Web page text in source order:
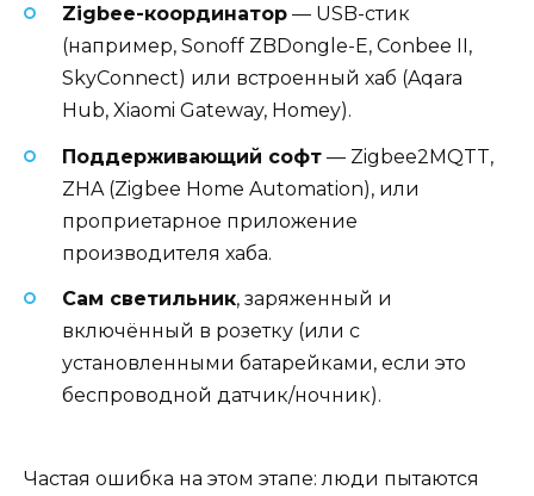
Zigbee-координатор — USB-стик
(например, Sonoff ZBDongle-E, Conbee II,
SkyConnect) или встроенный хаб (Aqara
Hub, Xiaomi Gateway, Homey).
Поддерживающий софт — Zigbee2MQTT,
ZHA (Zigbee Home Automation), или
проприетарное приложение
производителя хаба.
Сам светильник, заряженный и
включённый в розетку (или с
установленными батарейками, если это
беспроводной датчик/ночник).
Частая ошибка на этом этапе: люди пытаются